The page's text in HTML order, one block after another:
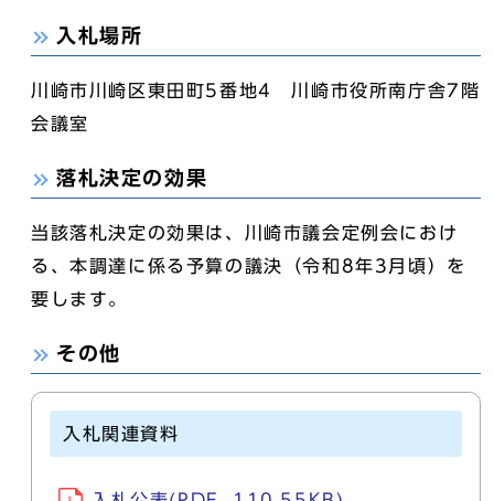
入札場所
川崎市川崎区東田町5番地4 川崎市役所南庁舎7階
会議室
落札決定の効果
当該落札決定の効果は、川崎市議会定例会におけ
る、本調達に係る予算の議決（令和8年3月頃）を
要します。
その他
入札関連資料